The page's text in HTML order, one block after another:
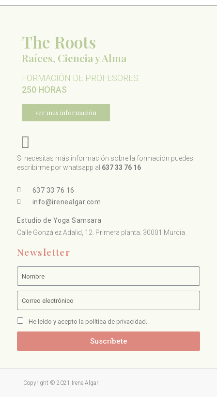
The Roots
Raíces, Ciencia y Alma
FORMACIÓN DE PROFESORES
250 HORAS
ver más información
Si necesitas más información sobre la formación puedes
escribirme por whatsapp al 637 33 76 16
637 33 76 16
info@irenealgar.com
Estudio de Yoga Samsara
Calle González Adalid, 12. Primera planta. 30001 Murcia
Newsletter
He leído y acepto la política de privacidad.
Suscríbete
Copyright © 2021 Irene Algar